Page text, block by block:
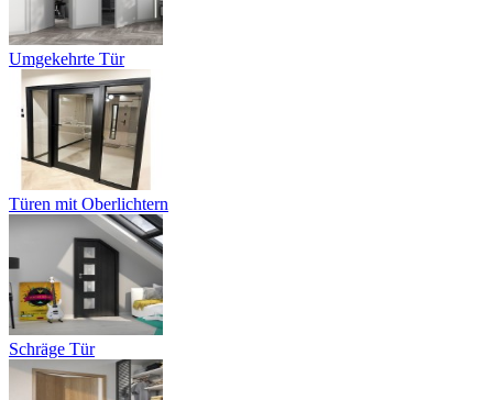
Umgekehrte Tür
Türen mit Oberlichtern
Schräge Tür